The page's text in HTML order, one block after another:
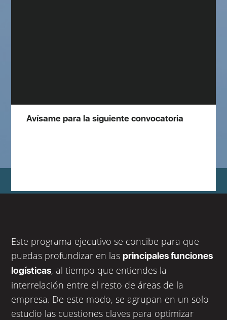
Avísame para la siguiente convocatoria
Este programa ejecutivo se concibe para que
puedas profundizar en lasprincipales funciones
logísticas, al tiempo que entiendes la
interrelación entre el resto de áreas de la
empresa. De este modo, se agrupan en un solo
estudio las cuestiones claves para optimizar